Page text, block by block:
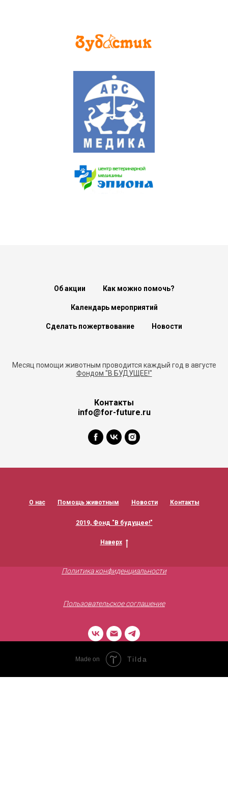
Об акции Как можно помочь?
Календарь мероприятий
Сделать пожертвование Новости
Месяц помощи животным проводится каждый год в августе
Фондом "В БУДУЩЕЕ!"
Контакты
info@for-future.ru
О нас Помощь животным Новости Контакты
2019, Фонд "В будущее!"
Наверх
Политика конфиденциальности
Пользовательское соглашение
Made on Tilda